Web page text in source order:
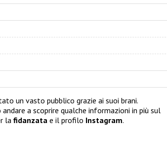
un vasto pubblico grazie ai suoi brani.
a scoprire qualche informazioni in più sul
la fidanzata e il profilo Instagram.